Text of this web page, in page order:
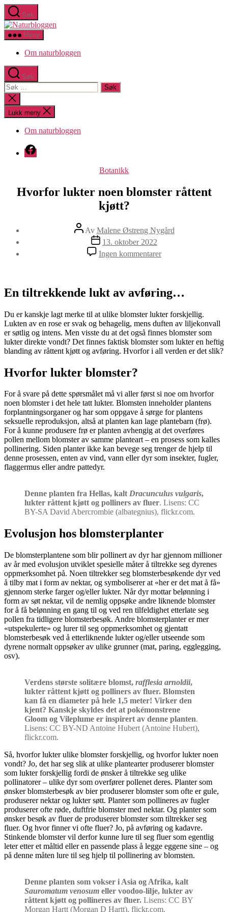
Hopp
til
innholdet
Søk
Meny
Om naturbloggen
Søk
Søk
etter:
Lukk
søk
Lukk meny
Om naturbloggen
Facebook
Kategorier
Botanikk
Hvorfor lukter noen blomster råttent
kjøtt?
Innleggsforfatter
Av Malene Østreng Nygård
Publiseringsdato
13. oktober 2022
Ingen kommentarertil
Hvorfor
råttent
En tiltrekkende lukt av avføring…
Du er kanskje lagt merke til at ulike blomster lukter forskjellig.
Lukten av en rose er svak og behagelig, mens duften av liljekonvall
er søtlig og intens. Men visste du at det også finnes blomster som
lukter direkte vondt? Det finnes faktisk blomster som lukter en heftig
blanding av råttent kjøtt og avføring. Hvorfor i all verden er det slik?
Hvorfor lukter blomster?
For å svare på dette spørsmålet må vi aller først si noe om hvorfor
noen blomster i det hele tatt lukter. Blomsten inneholder plantens
forplantningsorganer og har som oppgave å sørge for plantens
seksuelle reproduksjon, altså at planten kan lage plantebarn (frø).
For å kunne produsere frø er planten avhengig at det overføres
pollen mellom blomster av samme planteart – en prosess som kalles
pollinering. Siden planter ikke kan bevege seg trenger de hjelp til
denne prosessen, enten av vind, vann eller dyr som insekter, fugler,
flaggermus eller andre pattedyr.
Denne planten fra Hellas, kaltDracunculus vulgaris,
lukter råttent kjøtt og polliners av fluer. Lisens: CC
BY-SA David Abercrombie (albategnius), flickr.com.
Evolusjon hos blomsterplanter
De blomsterplantene som blir pollinert av dyr har gjennom millioner
av år med evolusjon utviklet spesielle måter å tiltrekke seg dyrenes
oppmerksomhet på. Noen tiltrekker seg blomsterbesøkende dyr ved
å tilby mat i form av nektar, og symboliserer at «her er det mat å få»
gjennom sterke farger og/eller lukter. Når dyr mottar belønning i
form av søt nektar, vil de nemlig oppsøke andre liknende blomster
for å få belønning en gang til og ved ren tilfeldighet etterlate seg
pollen fra tidligere blomsterbesøk. Andre blomsterplanter er mer
«utspekulerte» og lurer til seg oppmerksomhet og gjentatt
blomsterbesøk ved å etterliknende lukter og/eller utseende som
dyrene normalt oppsøker av ulike grunner (mat, paring, egglegging,
osv).
Verdens største solitære blomst, rafflesia arnoldii,
lukter råttent kjøtt og polliners av fluer. Blomsten
kan få en diameter på hele 1,5 meter! Virker den
kjent? Kanskje skyldes det at pokémonstrene
Gloom og Vileplume er inspirert av denne planten.
Lisens: CC BY-ND Antoine Hubert (Antoine Hubert),
flickr.com.
Så, hvorfor lukter ulike blomster forskjellig, og hvorfor lukter noen
vondt? Jo, det har seg slik at ulike plantearter produserer blomster
som lukter forskjellig fordi de ønsker å tiltrekke seg ulike
pollinatorer – ulike dyr som overfører pollenet deres. Planter som
ønsker blomsterbesøk av bier produserer blomster som ofte er gule,
produserer nektar og lukter søtt. Planter som pollineres av fugler
produserer ofte røde, duftfrie blomster med nektar. Og planter som
ønsker besøk av fluer de produserer blomster som tiltrekker seg
fluer. Og hvor finner vi ofte fluer? Jo, på avføring og kadavre.
Stinkende blomster vil derfor kunne lure til seg fluer som egentlig
leter etter et måltid eller en passende plass å legge eggene sine – og
på denne måten lure til seg hjelp til pollinering av blomsten.
Denne planten som vokser i Asia og Afrika, kalt
Sauromatum venosum eller voodoo-lilje, lukter av
råttent kjøtt og pollineres av fluer. Lisens: CC BY
Morgan Hartt (Morgan D Hartt), flickr.com.